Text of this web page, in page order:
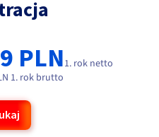
PLN1. rok netto
1. rok brutto